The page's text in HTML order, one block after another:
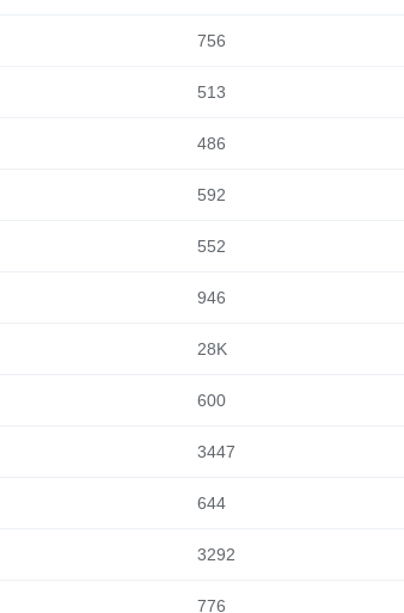
756
513
486
592
552
946
28K
600
3447
644
3292
776